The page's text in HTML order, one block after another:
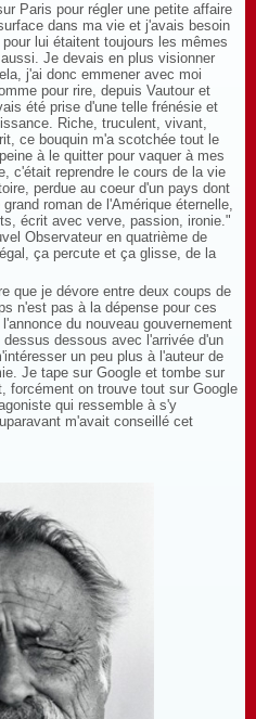
Paris pour régler une petite affaire
dans ma vie et j'avais besoin
lui étaitent toujours les mêmes
Je devais en plus visionner
j'ai donc emmener avec moi
pour rire, depuis Vautour et
été prise d'une telle frénésie et
Riche, truculent, vivant,
ce bouquin m'a scotchée tout le
à le quitter pour vaquer à mes
c'était reprendre le cours de la vie
perdue au coeur d'un pays dont
roman de l'Amérique éternelle,
écrit avec verve, passion, ironie."
Observateur en quatrième de
ça percute et ça glisse, de la
que je dévore entre deux coups de
n'est pas à la dépense pour ces
du nouveau gouvernement
dessous avec l'arrivée d'un
un peu plus à l'auteur de
Je tape sur Google et tombe sur
forcément on trouve tout sur Google
qui ressemble à s'y
m'avait conseillé cet